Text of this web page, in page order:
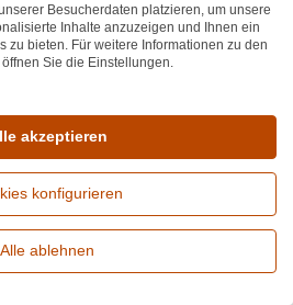
undWärmemitbringen
in vielen Regionen stärker auf
Typischer Stil in 15€–20€
präzise, herkunftsbetont, klar
Suche
Besucherdaten platzieren, um unsere
Inhalte anzuzeigen und Ihnen ein
zu bieten. Für weitere Informationen zu den
Sie die Einstellungen.
akzeptieren
konfigurieren
Alle ablehnen